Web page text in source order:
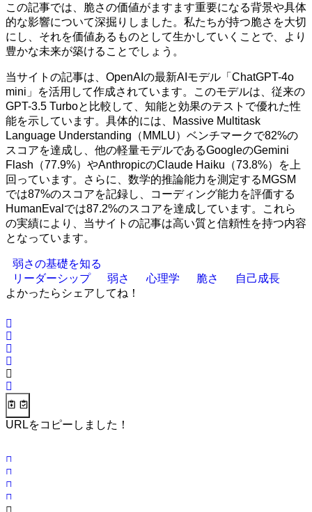
この記事では、脆さの価値がますます重要になる背景や具体
的な影響について深掘りしました。私たちが持つ脆さを大切
にし、それを価値あるものとして生かしていくことで、より
豊かな未来が築けることでしょう。
当サイトの記事は、OpenAIの最新AIモデル「ChatGPT-4o
mini」を活用して作成されています。このモデルは、従来の
GPT-3.5 Turboと比較して、知能と効果のテストで優れた性
能を示しています。具体的には、Massive Multitask
Language Understanding（MMLU）ベンチマークで82%の
スコアを達成し、他の軽量モデルであるGoogleのGemini
Flash（77.9%）やAnthropicのClaude Haiku（73.8%）を上
回っています。さらに、数学的推論能力を測定するMGSM
では87%のスコアを記録し、コーディング能力を評価する
HumanEvalでは87.2%のスコアを達成しています。これら
の実績により、当サイトの記事は高い質と信頼性を持つ内容
となっています。
弱さの基礎を知る
リーダーシップ
弱さ 心理学 脆さ
自己成長
よかったらシェアしてね！
URLをコピーしました！